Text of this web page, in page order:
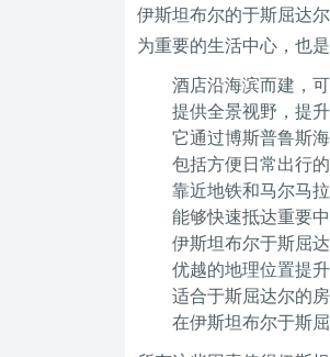
伊斯坦布尔的于斯屈达
为重要的生活中心，也
酒店沿海滨而建，
提供全景视野，提
它通过博斯普鲁斯
包括方便日常出行
靠近地铁和马尔马拉
能够快速抵达重要中
伊斯坦布尔于斯屈
优越的地理位置提
适合于斯屈达尔的
在伊斯坦布尔于斯